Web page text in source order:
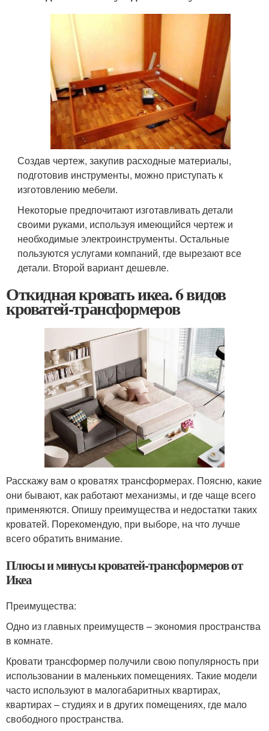
Создав чертеж, закупив расходные материалы,
подготовив инструменты, можно приступать к
изготовлению мебели.
Некоторые предпочитают изготавливать детали
своими руками, используя имеющийся чертеж и
необходимые электроинструменты. Остальные
пользуются услугами компаний, где вырезают все
детали. Второй вариант дешевле.
Откидная кровать икеа. 6 видов
кроватей-трансформеров
Расскажу вам о кроватях трансформерах. Поясню, какие
они бывают, как работают механизмы, и где чаще всего
применяются. Опишу преимущества и недостатки таких
кроватей. Порекомендую, при выборе, на что лучше
всего обратить внимание.
Плюсы и минусы кроватей-трансформеров от
Икеа
Преимущества:
Одно из главных преимуществ – экономия пространства
в комнате.
Кровати трансформер получили свою популярность при
использовании в маленьких помещениях. Такие модели
часто используют в малогабаритных квартирах,
квартирах – студиях и в других помещениях, где мало
свободного пространства.